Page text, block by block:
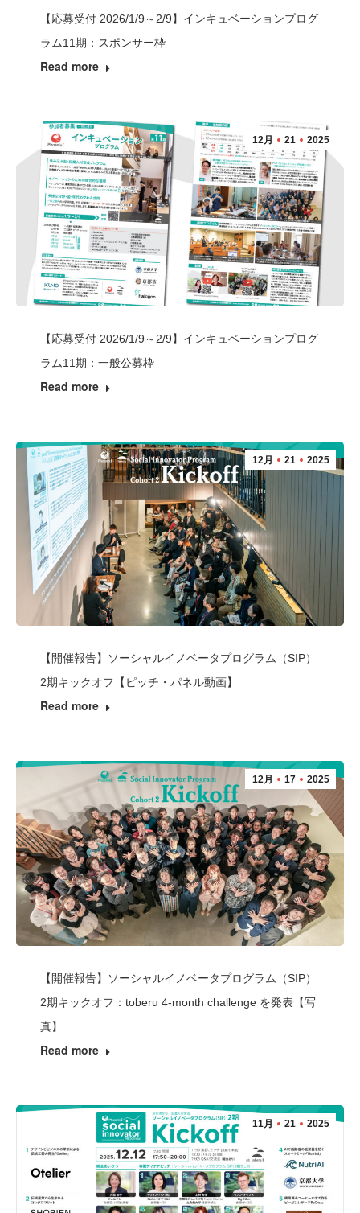
【応募受付 2026/1/9～2/9】インキュベーションプログ
ラム11期：スポンサー枠
Read more
12月 21 2025
【応募受付 2026/1/9～2/9】インキュベーションプログ
ラム11期：一般公募枠
Read more
12月 21 2025
【開催報告】ソーシャルイノベータプログラム（SIP）
2期キックオフ【ピッチ・パネル動画】
Read more
12月 17 2025
【開催報告】ソーシャルイノベータプログラム（SIP）
2期キックオフ：toberu 4-month challenge を発表【写
真】
Read more
11月 21 2025